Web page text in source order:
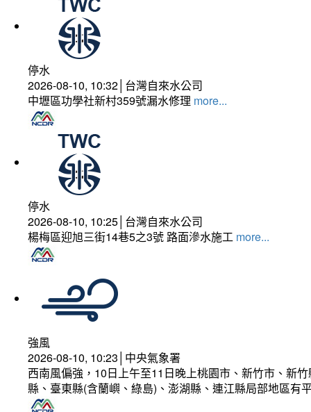
停水
2026-08-10, 10:32│台灣自來水公司
中壢區功學社新村359號漏水修理 more...
停水
2026-08-10, 10:25│台灣自來水公司
楊梅區迎旭三街14巷5之3號 路面滲水施工 more...
強風
2026-08-10, 10:23│中央氣象署
西南風偏強，10日上午至11日晚上桃園市、新竹市、新
縣、臺東縣(含蘭嶼、綠島)、澎湖縣、連江縣局部地區